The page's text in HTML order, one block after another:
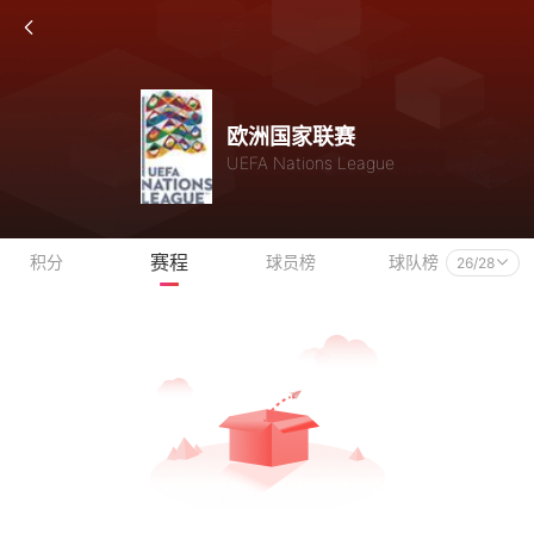
欧洲国家联赛
UEFA Nations League
积分 赛程 球员榜 球队榜 26/28